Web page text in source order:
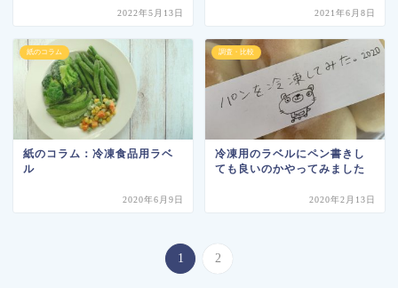
2022年5月13日 2021年6月8日
紙のコラム
紙のコラム：冷凍食品用ラベ
ル
2020年6月9日
調査・比較
冷凍用のラベルにペン書きし
ても良いのかやってみました
2020年2月13日
1 2